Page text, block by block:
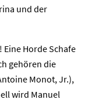
und der
Horde Schafe
gehören die
Monot, Jr.),
wird Manuel